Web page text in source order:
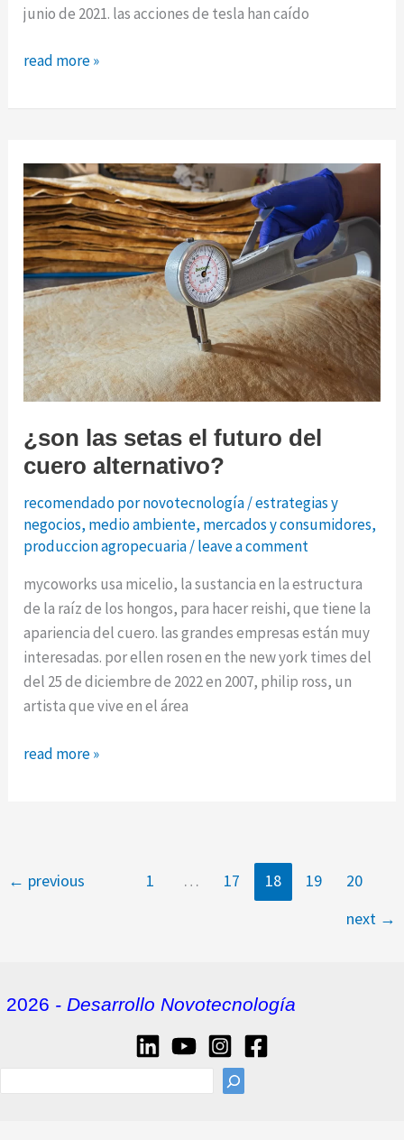
junio de 2021. las acciones de tesla han caído
apple
tesla:
tecnológicas
caen
en
medio
de
problemas
de
suministro
read more »
¿son las setas el futuro del
cuero alternativo?
recomendado por novotecnología/estrategias y
negocios, medio ambiente, mercados y consumidores,
produccion agropecuaria/leave a comment
mycoworks usa micelio, la sustancia en la estructura
de la raíz de los hongos, para hacer reishi, que tiene la
apariencia del cuero. las grandes empresas están muy
interesadas. por ellen rosen en the new york times del
del 25 de diciembre de 2022 en 2007, philip ross, un
artista que vive en el área
¿son
del
read more »
← previous 1 … 17 18 19
20
next →
2026 - Desarrollo Novotecnología